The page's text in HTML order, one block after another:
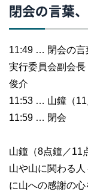
閉会の言葉
11:49 … 閉会の言
実行委員会副会
俊介
11:53 … 山鐘（11
11:59 … 閉会
山鐘（8点鐘／11
山や山に関わる
に山への感謝の